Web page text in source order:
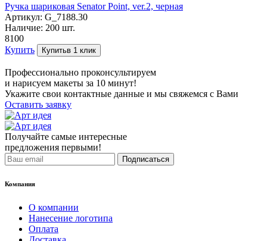
Ручка шариковая Senator Point, ver.2, черная
Артикул: G_7188.30
Наличие: 200 шт.
8100
Купить
Купитьв 1 клик
Профессионально проконсультируем
и нарисуем макеты за 10 минут!
Укажите свои контактные данные и мы свяжемся с Вами
Оставить заявку
Получайте самые интересные
предложения первыми!
Подписаться
Компания
О компании
Нанесение логотипа
Оплата